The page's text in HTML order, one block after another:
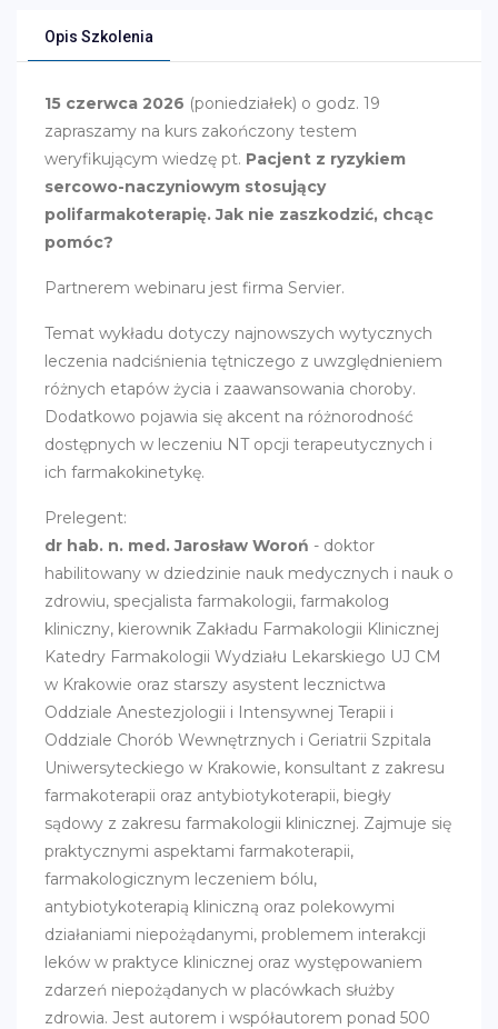
Opis Szkolenia
15 czerwca 2026 (poniedziałek) o godz. 19
zapraszamy na kurs zakończony testem
weryfikującym wiedzę pt. Pacjent z ryzykiem
sercowo-naczyniowym stosujący
polifarmakoterapię. Jak nie zaszkodzić, chcąc
pomóc?
Partnerem webinaru jest firma Servier.
Temat wykładu dotyczy najnowszych wytycznych
leczenia nadciśnienia tętniczego z uwzględnieniem
różnych etapów życia i zaawansowania choroby.
Dodatkowo pojawia się akcent na różnorodność
dostępnych w leczeniu NT opcji terapeutycznych i
ich farmakokinetykę.
Prelegent:
dr hab. n. med. Jarosław Woroń - doktor
habilitowany w dziedzinie nauk medycznych i nauk o
zdrowiu, specjalista farmakologii, farmakolog
kliniczny, kierownik Zakładu Farmakologii Klinicznej
Katedry Farmakologii Wydziału Lekarskiego UJ CM
w Krakowie oraz starszy asystent lecznictwa
Oddziale Anestezjologii i Intensywnej Terapii i
Oddziale Chorób Wewnętrznych i Geriatrii Szpitala
Uniwersyteckiego w Krakowie, konsultant z zakresu
farmakoterapii oraz antybiotykoterapii, biegły
sądowy z zakresu farmakologii klinicznej. Zajmuje się
praktycznymi aspektami farmakoterapii,
farmakologicznym leczeniem bólu,
antybiotykoterapią kliniczną oraz polekowymi
działaniami niepożądanymi, problemem interakcji
leków w praktyce klinicznej oraz występowaniem
zdarzeń niepożądanych w placówkach służby
zdrowia. Jest autorem i współautorem ponad 500